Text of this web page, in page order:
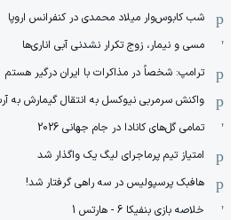
شب کابوس‌وار میلاد محمدی در کنفرانس اروپا
مسی و نیمار، زوج تکرار نشدنی آبی اناری‌ها
ترامپ: شخصاً در مذاکرات با ایران درگیر هستم
واکنش سرمربی نیوکسل به انتقال گیمارش به
تمامی گل‌های کانادا در جام جهانی 2026
امتیاز تیم پرماجرای لیگ یک واگذار شد
هافبک پرسپولیس در سه راهی گرفتار شد!
خلاصه بازی بنفیکا 6 - هارتس 1